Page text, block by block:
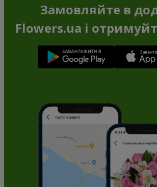
Замовляйте в
Flowers.ua і